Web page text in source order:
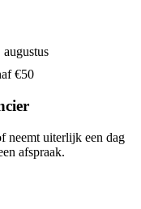
€50
neemt uiterlijk een dag
afspraak.